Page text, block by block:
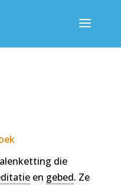
die
en gebed. Ze